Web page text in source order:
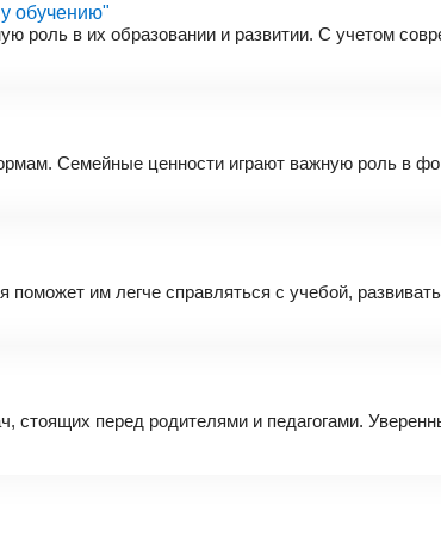
обучению"
роль в их образовании и развитии. С учетом
Семейные ценности играют важную роль в
поможет им легче справляться с учебой,
стоящих перед родителями и педагогами.